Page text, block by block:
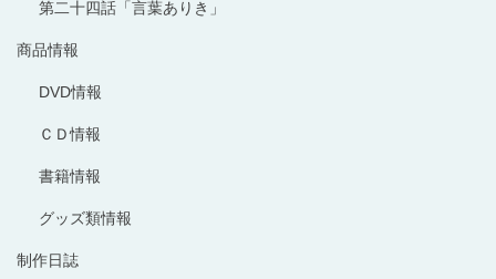
第二十四話「言葉ありき」
商品情報
DVD情報
ＣＤ情報
書籍情報
グッズ類情報
制作日誌